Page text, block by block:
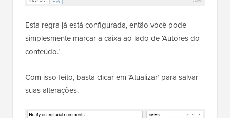
Esta regra já está configurada, então você pode
simplesmente marcar a caixa ao lado de ‘Autores do
conteúdo.’
Com isso feito, basta clicar em ‘Atualizar’ para salvar
suas alterações.